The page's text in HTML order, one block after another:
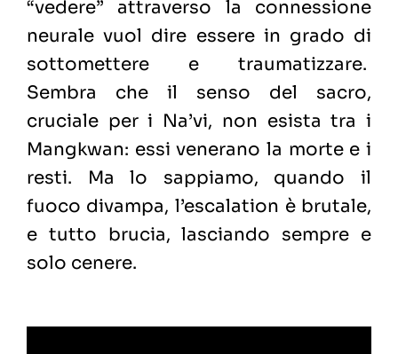
“vedere” attraverso la connessione
neurale vuol dire essere in grado di
sottomettere e traumatizzare.
Sembra che il senso del sacro,
cruciale per i Na’vi, non esista tra i
Mangkwan: essi venerano la morte e i
resti. Ma lo sappiamo, quando il
fuoco divampa, l’escalation è brutale,
e tutto brucia, lasciando sempre e
solo cenere.